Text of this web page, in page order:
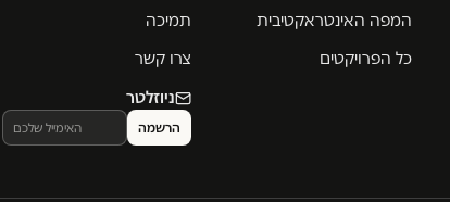
המפה האינטראקטיבית
כל הפרויקטים
תמיכה
צרו קשר
ניוזלטר